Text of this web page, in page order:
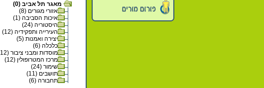
מאגר תל אביב (0)
אזורי מגורים (8)
איכות הסביבה (1)
היסטוריה (24)
העירייה ותפקידיה (12)
יצירה ואמנות (5)
כלכלה (6)
מוסדות ומבני ציבור (12)
מרכז המטרופולין (12)
שימור (24)
תושבים (11)
תחבורה (6)